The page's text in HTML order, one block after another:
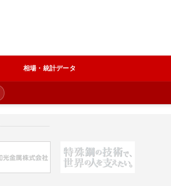
相場・統計データ